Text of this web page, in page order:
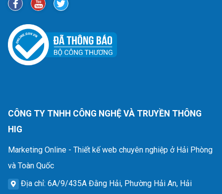
CÔNG TY TNHH CÔNG NGHỆ VÀ TRUYỀN THÔNG
HIG
Marketing Online - Thiết kế web chuyên nghiệp ở Hải Phòng
và Toàn Quốc
Địa chỉ: 6A/9/435A Đằng Hải, Phường Hải An, Hải